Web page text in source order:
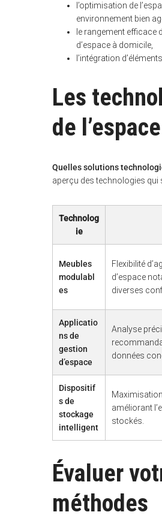
l’optimisation de
environnement bien
le rangement efficace
d’espace à domicile,
l’intégration
Les
de l’espace
Quelles solutions
aperçu des technologies qui
Technolog
ie
Meubles
modulabl
es
Flexibilité
d’espace
diverses
Applicatio
ns de
gestion
d’espace
Analyse
données
Dispositif
s de
stockage
intelligent
améliorant
stockés.
Évaluer
méthodes
S
a
c
h
o